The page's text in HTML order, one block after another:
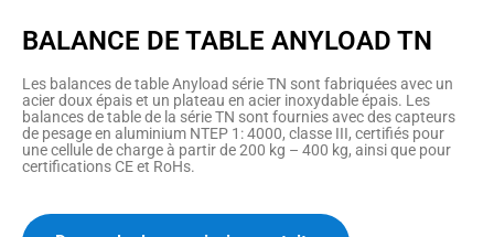
BALANCE DE TABLE ANYLOAD TN
Les balances de table Anyload série TN sont fabriquées avec un
acier doux épais et un plateau en acier inoxydable épais. Les
balances de table de la série TN sont fournies avec des capteurs
de pesage en aluminium NTEP 1: 4000, classe III, certifiés pour
une cellule de charge à partir de 200 kg – 400 kg, ainsi que pour
certifications CE et RoHs.